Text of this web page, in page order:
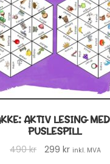
AKTIV LESING
PUSLESPILL
490kr
Opprinnelig
299 kr inkl. MVA